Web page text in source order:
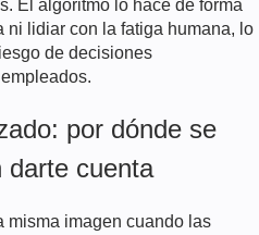
El algoritmo lo hace de forma
ni lidiar con la fatiga humana, lo
de decisiones
por dónde se
darte cuenta
misma imagen cuando las